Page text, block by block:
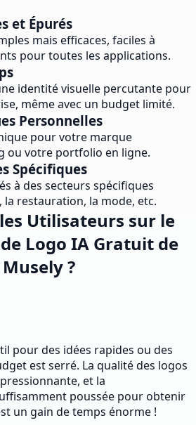
et Épurés
mais efficaces, faciles à
pour toutes les applications.
identité visuelle percutante pour
même avec un budget limité.
Personnelles
pour votre marque
ou votre portfolio en ligne.
Spécifiques
à des secteurs spécifiques
restauration, la mode, etc.
Utilisateurs sur le
Logo IA Gratuit de
Musely ?
pour des idées rapides ou des
est serré. La qualité des logos
et la
poussée pour obtenir
un gain de temps énorme !